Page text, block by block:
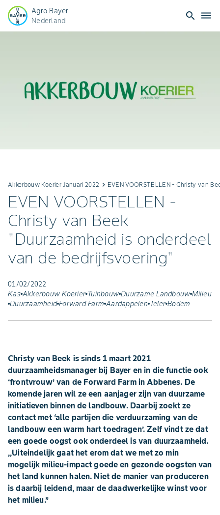
Agro Bayer
Nederland
search dehaze
Akkerbouw Koerier Januari 2022 keyboard_arrow_right EVEN VOORSTELLEN - Christy van
EVEN VOORSTELLEN -
Christy van Beek
"Duurzaamheid is onderdeel
van de bedrijfsvoering"
01/02/2022
Kas Akkerbouw Koerier Tuinbouw Duurzame Landbouw Milieu
Duurzaamheid Forward Farm Aardappelen Teler Bodem
Christy van Beek is sinds 1 maart 2021
duurzaamheidsmanager bij Bayer en in die functie ook
‘frontvrouw’ van de Forward Farm in Abbenes. De
komende jaren wil ze een aanjager zijn van duurzame
initiatieven binnen de landbouw. Daarbij zoekt ze
contact met ‘alle partijen die verduurzaming van de
landbouw een warm hart toedragen’. Zelf vindt ze dat
een goede oogst ook onderdeel is van duurzaamheid.
,,Uiteindelijk gaat het erom dat we met zo min
mogelijk milieu-impact goede en gezonde oogsten van
het land kunnen halen. Niet de manier van produceren
is daarbij leidend, maar de daadwerkelijke winst voor
het milieu.’’